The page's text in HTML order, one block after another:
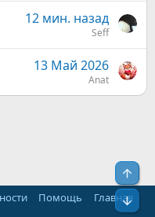
12 мин. назад
Seff
13 Май 2026
Anat
Помощь Главная